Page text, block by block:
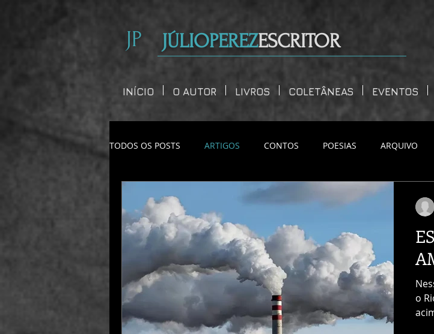
JP JÚLIOPEREZESCRITOR
INÍCIO O AUTOR LIVROS COLETÂNEAS EVENTOS
TODOS OS POSTS ARTIGOS CONTOS POESIAS ARQUIVO
o